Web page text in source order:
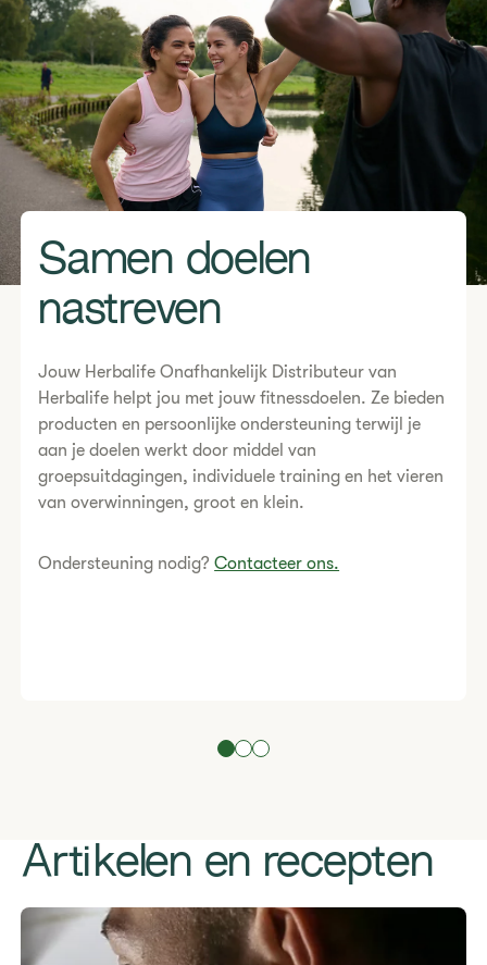
Samen doelen
nastreven
Jouw Herbalife Onafhankelijk Distributeur van
Herbalife helpt jou met jouw fitnessdoelen. Ze bieden
producten en persoonlijke ondersteuning terwijl je
aan je doelen werkt door middel van
groepsuitdagingen, individuele training en het vieren
van overwinningen, groot en klein.
Ondersteuning nodig?Contacteer ons.
Artikelen en recepten